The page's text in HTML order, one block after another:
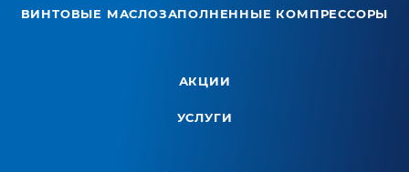
ВИНТОВЫЕ МАСЛОЗАПОЛНЕННЫЕ КОМПРЕССОРЫ
АКЦИИ
УСЛУГИ